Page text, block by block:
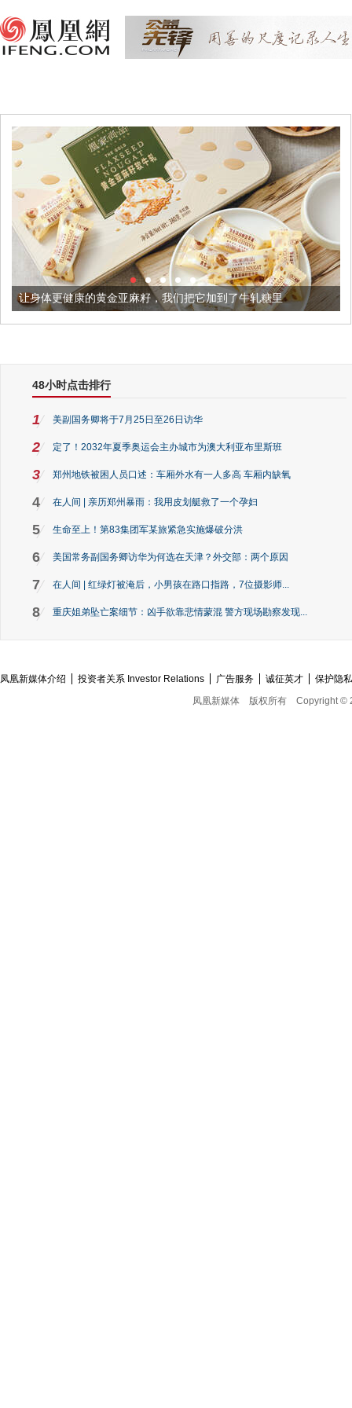
健康的黄金亚麻籽，我们把它加到了牛轧糖里 被列入佛家
48小时点击排行
1 美副国务卿将于7月25日至26日访华
2 定了！2032年夏季奥运会主办城市为澳大利亚布里斯班
3 郑州地铁被困人员口述：车厢外水有一人多高 车厢内缺氧
4 在人间 | 亲历郑州暴雨：我用皮划艇救了一个孕妇
5 生命至上！第83集团军某旅紧急实施爆破分洪
6 美国常务副国务卿访华为何选在天津？外交部：两个原因
7 在人间 | 红绿灯被淹后，小男孩在路口指路，7位摄影师...
8 重庆姐弟坠亡案细节：凶手欲靠悲情蒙混 警方现场勘察发现...
凤凰新媒体介绍 投资者关系 Investor Relations 广告服务 诚征英才
保护隐
凤凰新媒体
版权所有 Copyright ©